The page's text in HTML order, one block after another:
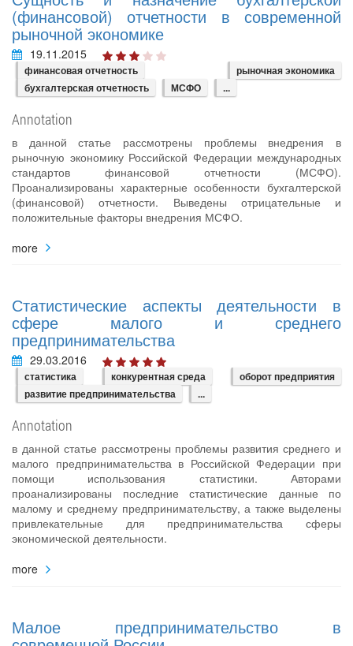
(финансовой) отчетности в современной
рыночной экономике
19.11.2015
финансовая отчетность
рыночная экономика
бухгалтерская отчетность
МСФО ...
Annotation
в данной статье рассмотрены проблемы внедрения в
рыночную экономику Российской Федерации международных
стандартов финансовой отчетности (МСФО).
Проанализированы характерные особенности бухгалтерской
(финансовой) отчетности. Выведены отрицательные и
положительные факторы внедрения МСФО.
more
Статистические аспекты деятельности в
сфере малого и среднего
предпринимательства
29.03.2016
статистика конкурентная среда
оборот предприятия
развитие предпринимательства
...
Annotation
в данной статье рассмотрены проблемы развития среднего и
малого предпринимательства в Российской Федерации при
помощи использования статистики. Авторами
проанализированы последние статистические данные по
малому и среднему предпринимательству, а также выделены
привлекательные для предпринимательства сферы
экономической деятельности.
more
Малое предпринимательство в